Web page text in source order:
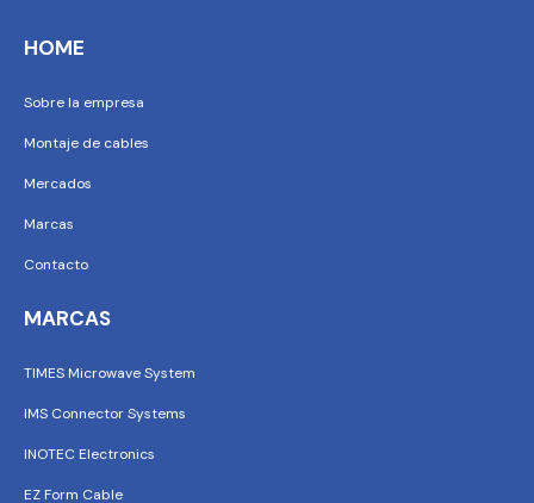
HOME
Sobre la empresa
Montaje de cables
Mercados
Marcas
Contacto
MARCAS
TIMES Microwave System
IMS Connector Systems
INOTEC Electronics
EZ Form Cable